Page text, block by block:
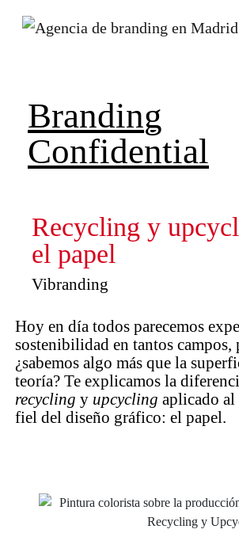
Branding
Confidential
Recycling y
el papel
Vibranding
Hoy en día todos parecemos
sostenibilidad en tantos
¿sabemos algo más que la
teoría? Te explicamos la
recycling y upcycling aplicado al
fiel del diseño gráfico: el papel.